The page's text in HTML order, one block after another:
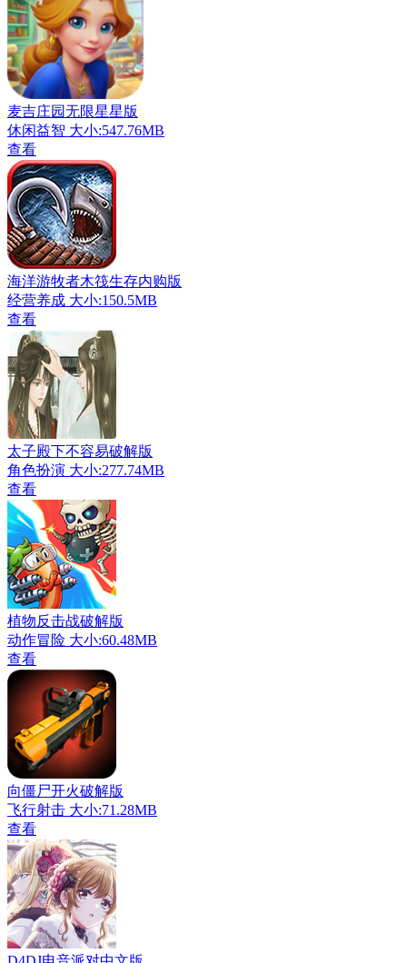
麦吉庄园无限星星版
休闲益智 大小:547.76MB
查看
海洋游牧者木筏生存内购版
经营养成 大小:150.5MB
查看
太子殿下不容易破解版
角色扮演 大小:277.74MB
查看
植物反击战破解版
动作冒险 大小:60.48MB
查看
向僵尸开火破解版
飞行射击 大小:71.28MB
查看